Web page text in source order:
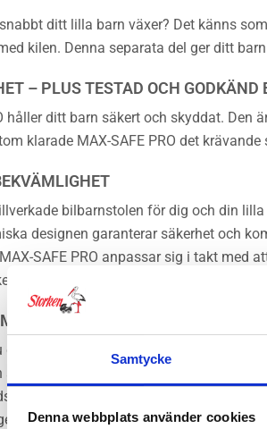
Samtycke
Denna webbplats använder cookies
ditt lilla barn växer? Det känns
kilen. Denna separata del ger ditt
– PLUS TESTAD OCH GODKÄND
håller ditt barn säkert och skyddat.
klarade MAX-SAFE PRO det
bilbarnstolen för dig och din
designen garanterar säkerhet och
SAFE PRO anpassar sig i takt med
ger din äventyrare extra komfort.
FÖRÄLDER
allt för att ge ditt barn den komfort
självåtdragande
och selen ger en bra position när
Inga bekymmer, inget hindrar dig från